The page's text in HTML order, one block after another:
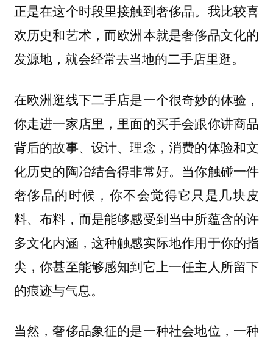
正是在这个时段里接触到奢侈品。我比较喜
欢历史和艺术，而欧洲本就是奢侈品文化的
发源地，就会经常去当地的二手店里逛。
在欧洲逛线下二手店是一个很奇妙的体验，
你走进一家店里，里面的买手会跟你讲商品
背后的故事、设计、理念，消费的体验和文
化历史的陶冶结合得非常好。当你触碰一件
奢侈品的时候，你不会觉得它只是几块皮
料、布料，而是能够感受到当中所蕴含的许
多文化内涵，这种触感实际地作用于你的指
尖，你甚至能够感知到它上一任主人所留下
的痕迹与气息。
当然，奢侈品象征的是一种社会地位，一种